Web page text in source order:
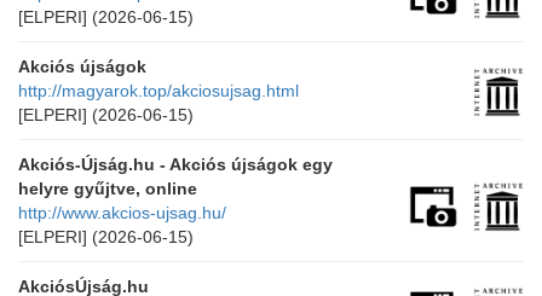
[ELPERI] (2026-06-15)
Akciós újságok
http://magyarok.top/akciosujsag.html
[ELPERI] (2026-06-15)
Akciós-Újság.hu - Akciós újságok egy
helyre gyűjtve, online
http://www.akcios-ujsag.hu/
[ELPERI] (2026-06-15)
AkciósÚjság.hu